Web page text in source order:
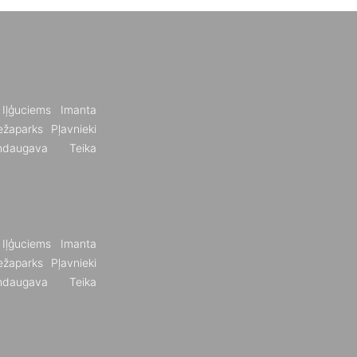
Iļģuciems
Imanta
Pļavnieki
Teika
Iļģuciems
Imanta
Pļavnieki
Teika